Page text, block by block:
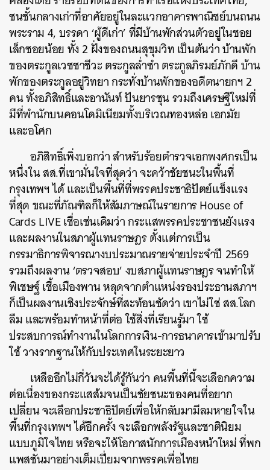
ชนชั้นกลางเก่าที่อาศัยอยู่ในละแวกอาคารพาณิชย์บนถนน
พระราม 4, บรรดา ‘ผู้ดีเก่า’ ที่มีบ้านพักส่วนตัวอยู่ในซอย
เล็กซอยน้อย ทั้ง 2 ฝั่งของถนนสุขุมวิท เป็นต้นว่า บ้านพัก
ของตระกูลเวชชาชีวะ ตระกูลล่ำซำ ตระกูลภิรมย์ภักดี บ้าน
พักของตระกูลอยู่วิทยา กระทั่งบ้านพักของอดีตนายกฯ 2
คน ทั้งอภิสิทธิ์และอานันท์ ปันยารชุน รวมถึงเศรษฐีใหม่ที่
มีที่พำนักบนคอนโดมิเนียมทั้งบริเวณทองหล่อ เอกมัย
และอโศก
อภิสิทธิ์เพิ่งบอกว่า สำหรับร้อยตำรวจเอกพงศกรเป็น
หนึ่งใน สส.ที่เขามั่นใจที่สุดว่า จะคว้าชัยชนะในพื้นที่
กรุงเทพฯ ได้ และเป็นพื้นที่ที่พรรคประชาธิปัตย์แข็งแรง
ที่สุด ขณะที่ภัณฑิลก็ให้สัมภาษณ์ในรายการ House of
Cards LIVE เชื่อเช่นเดิมว่า กระแสพรรคประชาชนยังแรง
และผลงานในสภาผู้แทนราษฎร ตั้งแต่การเป็น
กรรมาธิการพิจารณางบประมาณรายจ่ายประจำปี 2569
รวมถึงผลงาน ‘ตรวจสอบ’ งบสภาผู้แทนราษฎร จนทำให้
พิเชษฐ์ เชื้อเมืองพาน หลุดจากตำแหน่งรองประธานสภาฯ
ก็เป็นผลงานเชิงประจักษ์ที่สะท้อนชัดว่า เขาไม่ใช่ สส.โลก
ลืม และพร้อมทำหน้าที่ต่อ ใช้สิ่งที่เรียนรู้มา ใช้
ประสบการณ์ทำงานในโลกการเงิน-การธนาคารเข้ามาปรับ
ใช้ วางรากฐานให้กับประเทศในระยะยาว
เหลืออีกไม่กี่วันจะได้รู้กันว่า คนพื้นที่นี้จะเลือกความ
ต่อเนื่องของกระแสส้มจนเป็นชัยชนะของคนที่อยาก
เปลี่ยน จะเลือกประชาธิปัตย์เพื่อให้กลับมามีลมหายใจใน
พื้นที่กรุงเทพฯ ได้อีกครั้ง จะเลือกพลังรัฐและชาตินิยม
แบบภูมิใจไทย หรือจะให้โอกาสนักการเมืองหน้าใหม่ ที่พก
แพสชันมาอย่างเต็มเปี่ยมจากพรรคเพื่อไทย
ค้นหา
SHARE TWEET LINE EMAIL